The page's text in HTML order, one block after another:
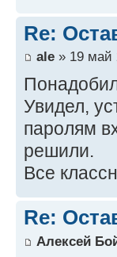
Re:
ale » 19 май
Увидел,
паролям
решили.
Все
Re:
Алексей